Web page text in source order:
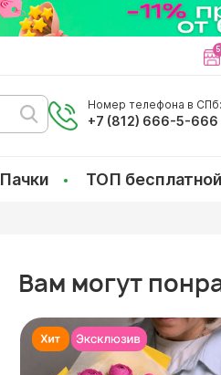
Номер телефона в СПб:
+7 (812) 666-5-666
Пачки ТОП
Вам могут